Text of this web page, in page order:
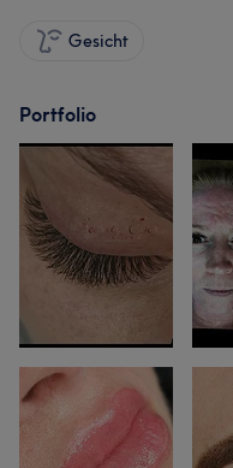
Gesicht
Portfolio